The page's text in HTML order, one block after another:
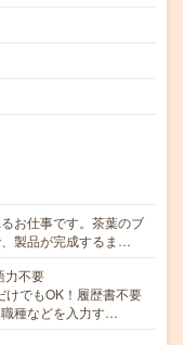
お仕事です。茶葉のブ
製品が完成するま…
力不要
でもOK！履歴書不要
種などを入力す…